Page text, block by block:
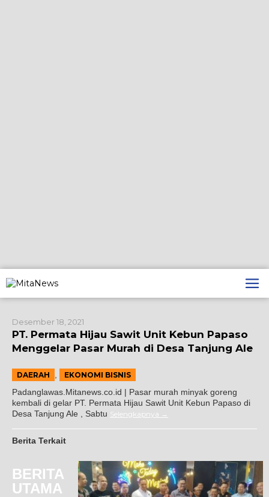
ke
konten
Desember 18, 2021
PT. Permata Hijau Sawit Unit Kebun Papaso
Menggelar Pasar Murah di Desa Tanjung Ale
DAERAH EKONOMI BISNIS
Padanglawas.Mitanews.co.id | Pasar murah minyak goreng
kembali di gelar PT. Permata Hijau Sawit Unit Kebun Papaso di
Desa Tanjung Ale , Sabtu Selengkapnya
Berita Terkait
BERITA
UTAMA